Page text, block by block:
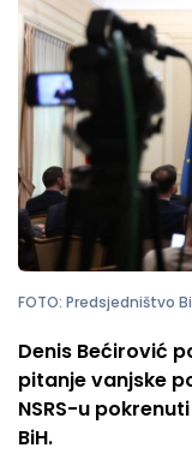
FOTO: Predsjedništvo
Denis Bećirović
pitanje vanjske
NSRS-u
BiH.